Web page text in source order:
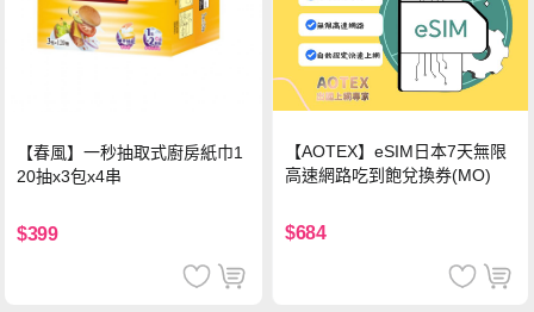
【春風】一秒抽取式廚房紙巾1
20抽x3包x4串
$399
【AOTEX】eSIM日本7天無限
高速網路吃到飽兌換券(MO)
$684